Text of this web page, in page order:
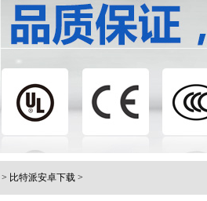
> 比特派安卓下载 >